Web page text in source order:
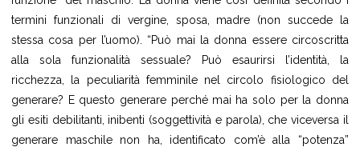
termini funzionali di vergine, sposa, madre (non succede la
stessa cosa per l’uomo). “Può mai la donna essere circoscritta
alla sola funzionalità sessuale? Può esaurirsi l’identità, la
ricchezza, la peculiarità femminile nel circolo fisiologico del
generare? E questo generare perché mai ha solo per la donna
gli esiti debilitanti, inibenti (soggettività e parola), che viceversa il
generare maschile non ha, identificato com’è alla “potenza”